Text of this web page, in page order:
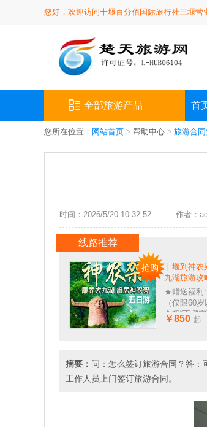
您好，欢迎访问十堰百分佰国际旅行社三堰营
全部旅游产品 首
您所在位置： 网站首页 > 帮助中心 > 旅游合
时间：2026/5/20 10:32:52 作者：
线路推荐
抢购
十堰到神农
九湖旅游攻
★赠送福利
（仅限60
全程“不挪
含空调)
￥850 起
摘要： 问：怎么签订旅游合同？答：
工作人员上门签订旅游合同。